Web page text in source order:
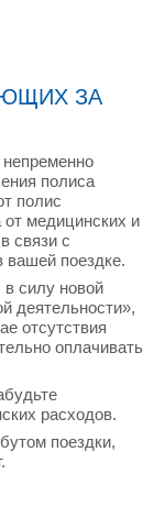
ЗА
полиса
полис
медицинских и
связи с
вашей поездке.
в силу новой
деятельности»,
отсутствия
оплачивать
расходов.
поездки,